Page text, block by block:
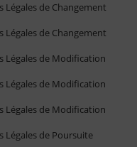
Légales de Changement
Légales de Changement
Légales de Modification
Légales de Modification
Légales de Modification
Légales de Poursuite